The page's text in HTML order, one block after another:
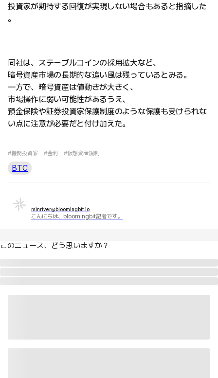
投資家が期待する回復が実現しない場合もあると指摘した
。
同社は、ステーブルコインの採用拡大など、
暗号資産市場の長期的な追い風は残っているとみる。
一方で、暗号資産は値動きが大きく、
市場操作に弱い可能性があるうえ、
預金保険や証券投資家保護制度のような保護も受けられな
い点に注意が必要だと付け加えた。
#機関投資家 #金利 #仮想資産規制
BTC
minriver@bloomingbit.io
こんにちは、bloomingbit記者です。
このニュース、どう思いますか？